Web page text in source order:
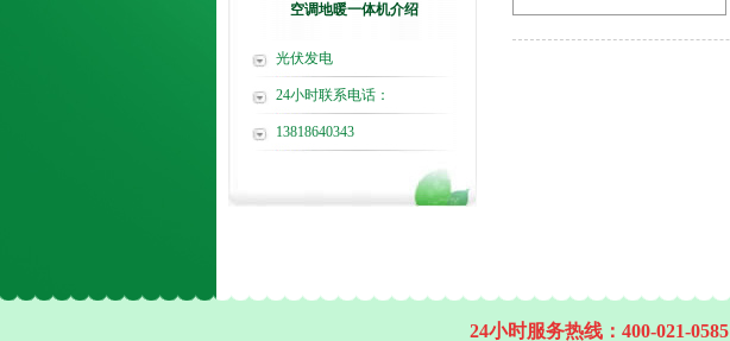
空调地暖一体机介绍
光伏发电
24小时联系电话：
13818640343
24小时服务热线：400-021-0585